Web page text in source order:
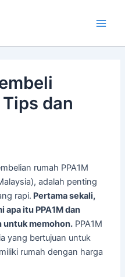
Tips dan
rumah PPA1M
adalah penting
rapi. Pertama sekali,
apa itu PPA1M dan
memohon. PPA1M
yang bertujuan untuk
rumah dengan harga